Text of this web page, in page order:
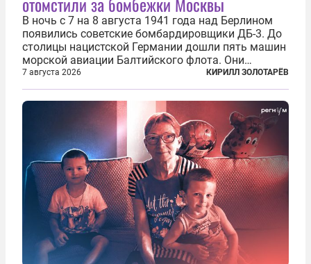
В ночь с 7 на 8 августа 1941 года над Берлином
появились советские бомбардировщики ДБ-3. До
столицы нацистской Германии дошли пять машин
морской авиации Балтийского флота. Они
сбросили бомбы на город, который в тот момент
жил в полной уверенности, что война идет где-то
далеко на востоке, Красная...
7 августа 2026 КИРИЛЛ ЗОЛОТАРЁВ